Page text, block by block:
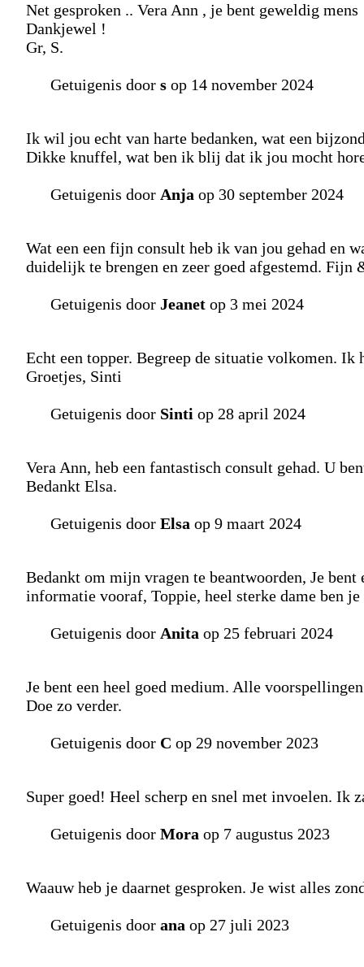
Net gesproken .. Vera Ann , je bent geweldig mens
Dankjewel !
Gr, S.
Getuigenis door s op 14 november 2024
Ik wil jou echt van harte bedanken, wat een
Dikke knuffel, wat ben ik blij dat ik jou mocht
Getuigenis door Anja op 30 september 2024
Wat een een fijn consult heb ik van jou gehad en
duidelijk te brengen en zeer goed afgestemd. Fijn
Getuigenis door Jeanet op 3 mei 2024
Echt een topper. Begreep de situatie volkomen.
Groetjes, Sinti
Getuigenis door Sinti op 28 april 2024
Vera Ann, heb een fantastisch consult gehad. U
Bedankt Elsa.
Getuigenis door Elsa op 9 maart 2024
Bedankt om mijn vragen te beantwoorden, Je
informatie vooraf, Toppie, heel sterke dame ben
Getuigenis door Anita op 25 februari 2024
Je bent een heel goed medium. Alle
Doe zo verder.
Getuigenis door C op 29 november 2023
Super goed! Heel scherp en snel met invoelen. Ik
Getuigenis door Mora op 7 augustus 2023
Waauw heb je daarnet gesproken. Je wist alles
Getuigenis door ana op 27 juli 2023